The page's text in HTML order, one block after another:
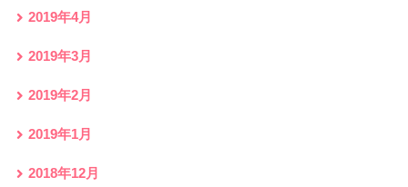
2019年4月
2019年3月
2019年2月
2019年1月
2018年12月